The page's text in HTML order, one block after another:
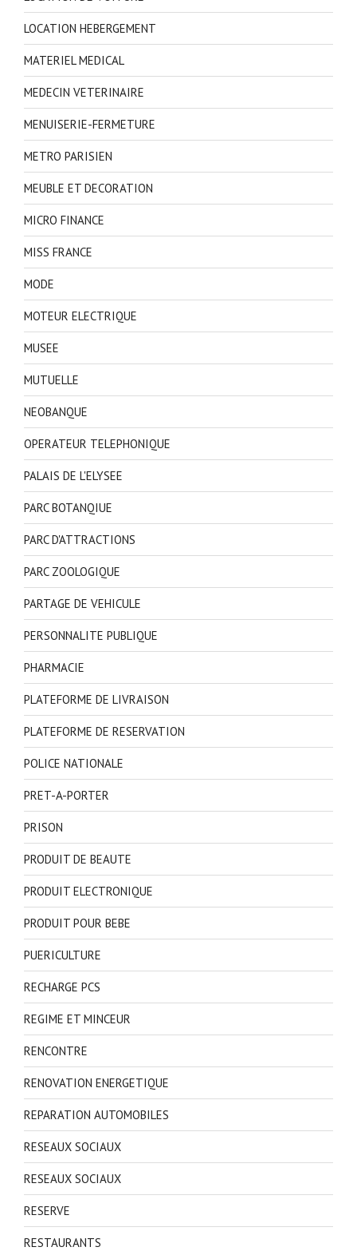
LOCATION HEBERGEMENT
MATERIEL MEDICAL
MEDECIN VETERINAIRE
MENUISERIE-FERMETURE
METRO PARISIEN
MEUBLE ET DECORATION
MICRO FINANCE
MISS FRANCE
MODE
MOTEUR ELECTRIQUE
MUSEE
MUTUELLE
NEOBANQUE
OPERATEUR TELEPHONIQUE
PALAIS DE L'ELYSEE
PARC BOTANQIUE
PARC D'ATTRACTIONS
PARC ZOOLOGIQUE
PARTAGE DE VEHICULE
PERSONNALITE PUBLIQUE
PHARMACIE
PLATEFORME DE LIVRAISON
PLATEFORME DE RESERVATION
POLICE NATIONALE
PRET-A-PORTER
PRISON
PRODUIT DE BEAUTE
PRODUIT ELECTRONIQUE
PRODUIT POUR BEBE
PUERICULTURE
RECHARGE PCS
REGIME ET MINCEUR
RENCONTRE
RENOVATION ENERGETIQUE
REPARATION AUTOMOBILES
RESEAUX SOCIAUX
RESEAUX SOCIAUX
RESERVE
RESTAURANTS